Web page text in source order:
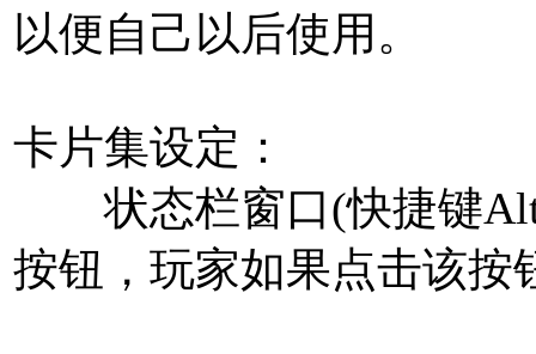
以便自己以后使用。
卡片集设定：
状态栏窗口(快捷键
按钮，玩家如果点击该按